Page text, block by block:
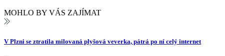
MOHLO BY VÁS ZAJÍMAT
V Plzni se ztratila milovaná plyšová veverka, pátrá po ní celý internet